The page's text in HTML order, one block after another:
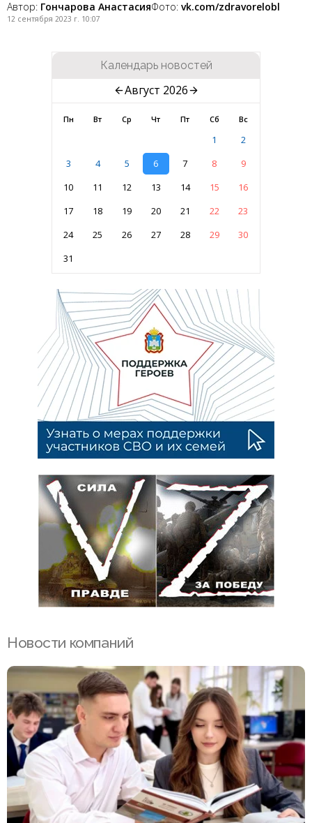
Автор: Гончарова АнастасияФото: vk.com/zdravorelobl
12 сентября 2023 г. 10:07
Календарь новостей
Август 2026
Пн Вт Ср Чт Пт Сб Вс
1
2
3
4 5 6 7 8
9
10
11 12 13 14 15
16
17
18 19 20 21 22
23
24
25 26 27 28 29
30
31
Новости компаний